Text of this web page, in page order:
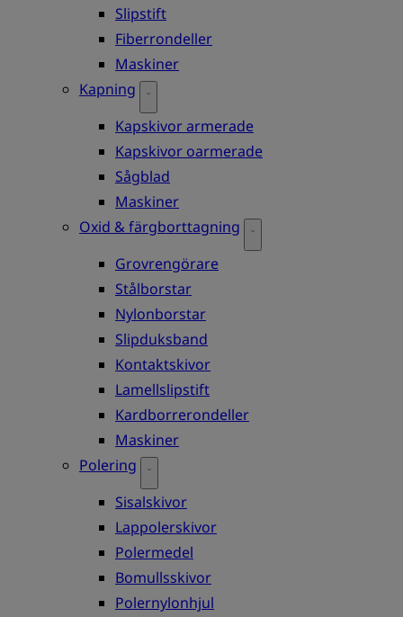
Slipstift
Fiberrondeller
Maskiner
Kapning
Kapskivor armerade
Kapskivor oarmerade
Sågblad
Maskiner
Oxid & färgborttagning
Grovrengörare
Stålborstar
Nylonborstar
Slipduksband
Kontaktskivor
Lamellslipstift
Kardborrerondeller
Maskiner
Polering
Sisalskivor
Lappolerskivor
Polermedel
Bomullsskivor
Polernylonhjul